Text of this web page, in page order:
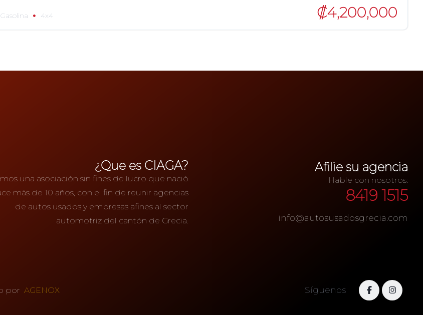
Gasolina 4x4 ₡4,200,000
¿Que es CIAGA?
una asociación sin fines de lucro que nació
más de 10 años, con el fin de reunir agencias
de autos usados y empresas afines al sector
automotriz del cantón de Grecia.
Afilie su agencia
Hable con nosotros:
8419 1515
info@autosusadosgrecia.com
por AGENOX Síguenos